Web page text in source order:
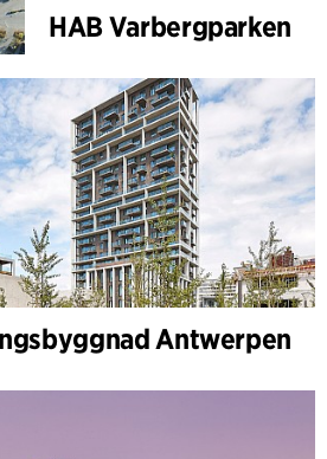
HAB Varbergparken
Antwerpen